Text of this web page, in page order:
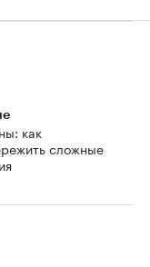
как
сложные